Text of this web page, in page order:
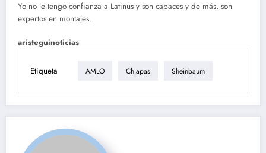
Yo no le tengo confianza a Latinus y son capaces y de más, son
expertos en montajes.
aristeguinoticias
Etiqueta AMLO Chiapas Sheinbaum